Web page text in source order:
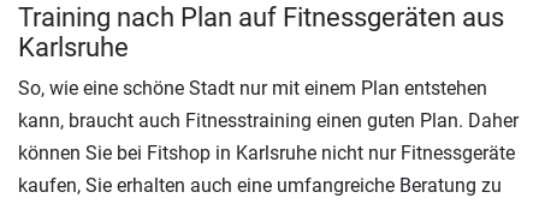
Training nach Plan auf Fitnessgeräten aus
Karlsruhe
So, wie eine schöne Stadt nur mit einem Plan entstehen
kann, braucht auch Fitnesstraining einen guten Plan. Daher
können Sie bei Fitshop in Karlsruhe nicht nur Fitnessgeräte
kaufen, Sie erhalten auch eine umfangreiche Beratung zu